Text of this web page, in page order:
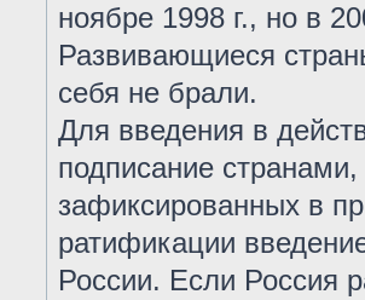
ноябре 1998 г., но в
Развивающиеся
себя не брали.
Для введения в
подписание
зафиксированных в
ратификации
России. Если Россия